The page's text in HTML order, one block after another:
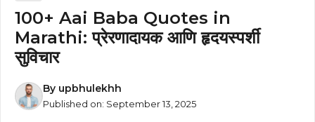
100+ Aai Baba Quotes in
Marathi: प्रेरणादायक आणि हृदयस्पर्शी
सुविचार
By upbhulekhh
Published on: September 13, 2025